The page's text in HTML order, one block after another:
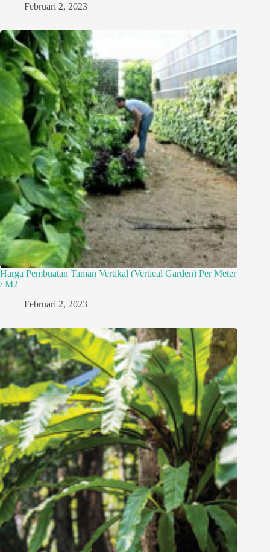
Februari 2, 2023
Harga Pembuatan Taman Vertikal (Vertical Garden) Per Meter
/ M2
Februari 2, 2023